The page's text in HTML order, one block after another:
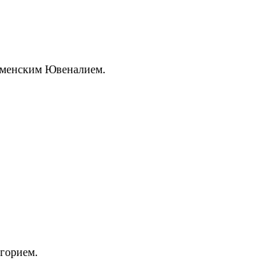
Ювеналием.